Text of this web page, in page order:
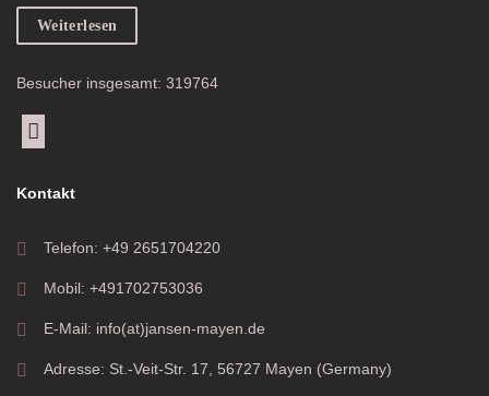
Weiterlesen
Besucher insgesamt: 319764
Kontakt
Telefon: +49 2651704220
Mobil: +491702753036
E-Mail: info(at)jansen-mayen.de
Adresse: St.-Veit-Str. 17, 56727 Mayen (Germany)